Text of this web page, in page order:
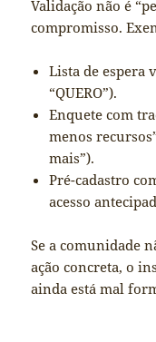
Validação não é
compromisso.
Lista de espera
“QUERO”).
Enquete com
menos
mais”).
Pré-cadastro
acesso
Se a comunidade
ação concreta, o
ainda está mal